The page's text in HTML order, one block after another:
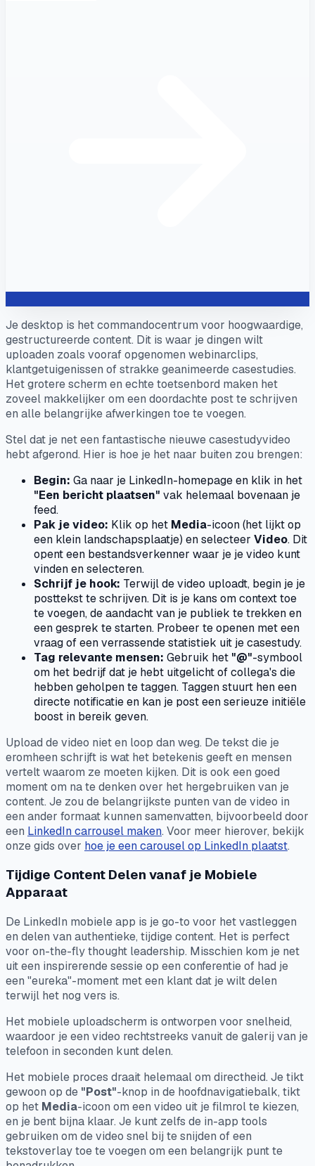
Je desktop is het commandocentrum voor hoogwaardige,
gestructureerde content. Dit is waar je dingen wilt
uploaden zoals vooraf opgenomen webinarclips,
klantgetuigenissen of strakke geanimeerde casestudies.
Het grotere scherm en echte toetsenbord maken het
zoveel makkelijker om een doordachte post te schrijven
en alle belangrijke afwerkingen toe te voegen.
Stel dat je net een fantastische nieuwe casestudyvideo
hebt afgerond. Hier is hoe je het naar buiten zou brengen:
Begin: Ga naar je LinkedIn-homepage en klik in het
"Een bericht plaatsen" vak helemaal bovenaan je
feed.
Pak je video: Klik op het Media-icoon (het lijkt op
een klein landschapsplaatje) en selecteer Video. Dit
opent een bestandsverkenner waar je je video kunt
vinden en selecteren.
Schrijf je hook: Terwijl de video uploadt, begin je je
posttekst te schrijven. Dit is je kans om context toe
te voegen, de aandacht van je publiek te trekken en
een gesprek te starten. Probeer te openen met een
vraag of een verrassende statistiek uit je casestudy.
Tag relevante mensen: Gebruik het "@"-symbool
om het bedrijf dat je hebt uitgelicht of collega's die
hebben geholpen te taggen. Taggen stuurt hen een
directe notificatie en kan je post een serieuze initiële
boost in bereik geven.
Upload de video niet en loop dan weg. De tekst die je
eromheen schrijft is wat het betekenis geeft en mensen
vertelt waarom ze moeten kijken. Dit is ook een goed
moment om na te denken over het hergebruiken van je
content. Je zou de belangrijkste punten van de video in
een ander formaat kunnen samenvatten, bijvoorbeeld door
een LinkedIn carrousel maken. Voor meer hierover, bekijk
onze gids over hoe je een carousel op LinkedIn plaatst.
Tijdige Content Delen vanaf je Mobiele
Apparaat
De LinkedIn mobiele app is je go-to voor het vastleggen
en delen van authentieke, tijdige content. Het is perfect
voor on-the-fly thought leadership. Misschien kom je net
uit een inspirerende sessie op een conferentie of had je
een "eureka"-moment met een klant dat je wilt delen
terwijl het nog vers is.
Het mobiele uploadscherm is ontworpen voor snelheid,
waardoor je een video rechtstreeks vanuit de galerij van je
telefoon in seconden kunt delen.
Het mobiele proces draait helemaal om directheid. Je tikt
gewoon op de "Post"-knop in de hoofdnavigatiebalk, tikt
op het Media-icoon om een video uit je filmrol te kiezen,
en je bent bijna klaar. Je kunt zelfs de in-app tools
gebruiken om de video snel bij te snijden of een
tekstoverlay toe te voegen om een belangrijk punt te